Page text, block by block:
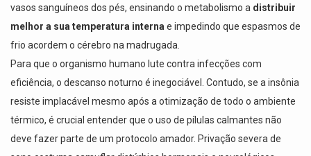
vasos sanguíneos dos pés, ensinando o metabolismo a distribuir
melhor a sua temperatura interna e impedindo que espasmos de
frio acordem o cérebro na madrugada.
Para que o organismo humano lute contra infecções com
eficiência, o descanso noturno é inegociável. Contudo, se a insônia
resiste implacável mesmo após a otimização de todo o ambiente
térmico, é crucial entender que o uso de pílulas calmantes não
deve fazer parte de um protocolo amador. Privação severa de